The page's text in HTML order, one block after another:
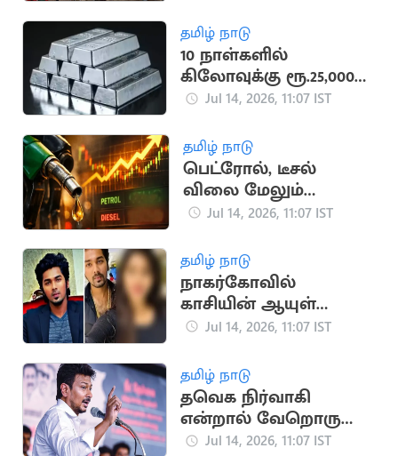
தமிழ் நாடு
10 நாள்களில்
கிலோவுக்கு ரூ.25,000
வரை சரிந்தது வெள்ளி
Jul 14, 2026, 11:07 IST
தமிழ் நாடு
பெட்ரோல், டீசல்
விலை மேலும்
அதிகரிக்க வாய்ப்பு
Jul 14, 2026, 11:07 IST
தமிழ் நாடு
நாகர்கோவில்
காசியின் ஆயுள்
தண்டனையை உறுதி
Jul 14, 2026, 11:07 IST
தமிழ் நாடு
தவெக நிர்வாகி
என்றால் வேறொரு
சட்டம்? - உதயநிதி
Jul 14, 2026, 11:07 IST